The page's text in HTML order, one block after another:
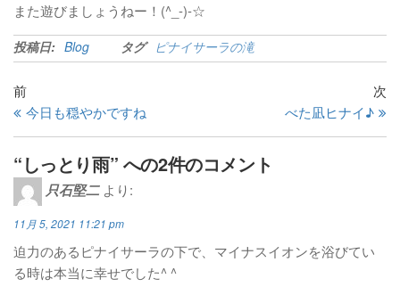
また遊びましょうねー！(^_-)-☆
投稿日: Blog タグ ピナイサーラの滝
前
今日も穏やかですね
次
べた凪ヒナイ♪
“しっとり雨” への2件のコメント
只石堅二 より:
11月 5, 2021 11:21 pm
迫力のあるピナイサーラの下で、マイナスイオンを浴びてい
る時は本当に幸せでした^ ^